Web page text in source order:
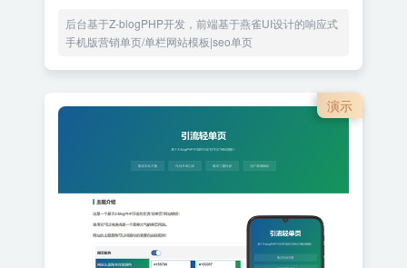
后台基于Z-blogPHP开发，前端基于燕雀UI设计的响应式
手机版营销单页/单栏网站模板|seo单页
演示